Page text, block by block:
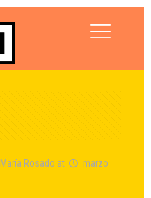
María Rosado at
marzo